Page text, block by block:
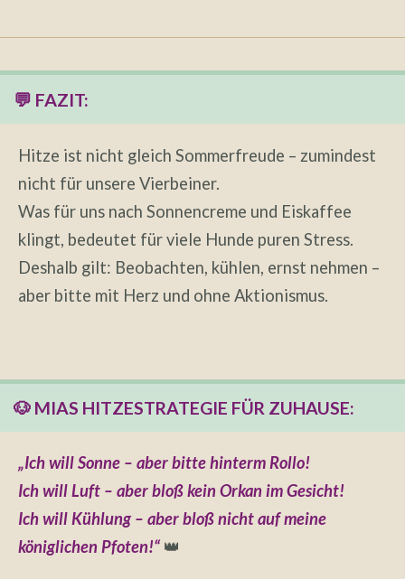
💬 FAZIT:
Hitze ist nicht gleich Sommerfreude – zumindest
nicht für unsere Vierbeiner.
Was für uns nach Sonnencreme und Eiskaffee
klingt, bedeutet für viele Hunde puren Stress.
Deshalb gilt: Beobachten, kühlen, ernst nehmen –
aber bitte mit Herz und ohne Aktionismus.
🐶 MIAS HITZESTRATEGIE FÜR ZUHAUSE:
„Ich will Sonne – aber bitte hinterm Rollo!
Ich will Luft – aber bloß kein Orkan im Gesicht!
Ich will Kühlung – aber bloß nicht auf meine
königlichen Pfoten!“ 👑